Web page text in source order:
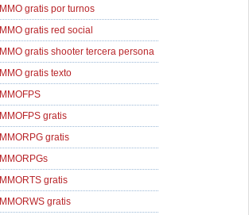
MMO gratis por turnos
MMO gratis red social
MMO gratis shooter tercera persona
MMO gratis texto
MMOFPS
MMOFPS gratis
MMORPG gratis
MMORPGs
MMORTS gratis
MMORWS gratis